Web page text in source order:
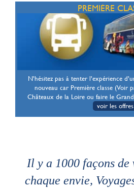
PREMIÈRE
N’hésitez pas à tenter l’expérience
nouveau car Première classe (Voir
Châteaux de la Loire ou faire le
voir les offres
Il y a 1000 façons de
chaque envie,